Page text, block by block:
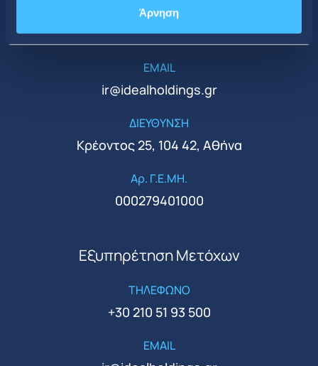
Άρνηση
ΤΗΛΕΦΩΝΟ
+30 210 51 93 500
EMAIL
ir@idealholdings.gr
ΔΙΕΥΘΥΝΣΗ
Κρέοντος 25, 104 42, Αθήνα
Αρ. Γ.Ε.ΜΗ.
000279401000
Εξυπηρέτηση Μετόχων
ΤΗΛΕΦΩΝΟ
+30 210 51 93 500
EMAIL